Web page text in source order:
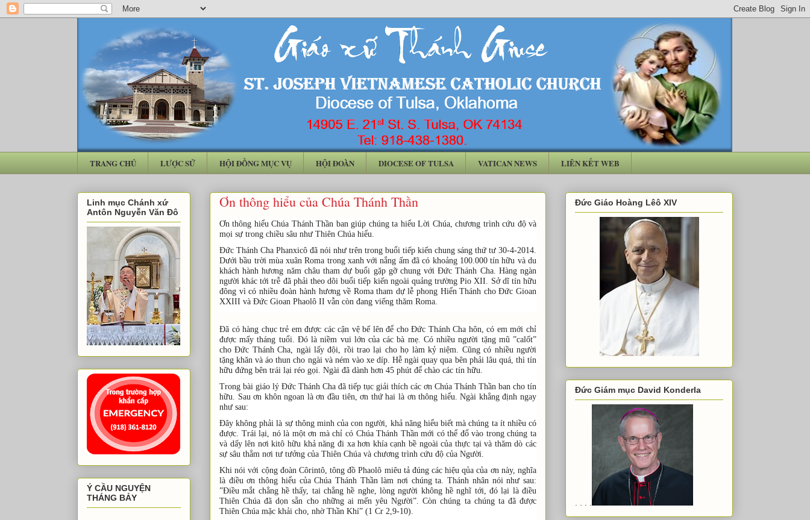
TRANG CHỦ LƯỢC SỬ HỘI ĐỒNG MỤC VỤ HỘI ĐOÀN DIOCESE OF TULSA VATICAN NEWS LIÊN KẾT WEB
Ơn thông hiểu của Chúa Thánh Thần
Ơn thông hiểu Chúa Thánh Thần ban giúp chúng ta hiểu Lời Chúa, chương trình cứu độ và
mọi sự trong chiều sâu như Thiên Chúa hiểu.
Đức Thánh Cha Phanxicô đã nói như trên trong buổi tiếp kiến chung sáng thứ tư 30-4-2014.
Dưới bầu trời mùa xuân Roma trong xanh với nắng ấm đã có khoảng 100.000 tín hữu và du
khách hành hương năm châu tham dự buổi gặp gỡ chung với Đức Thánh Cha. Hàng ngàn
người khác tới trễ đã phải theo dõi buổi tiếp kiến ngoài quảng trường Pio XII. Sở dĩ tín hữu
đông vì có nhiều đoàn hành hương về Roma tham dự lễ phong Hiển Thánh cho Đức Gioan
XXIII và Đức Gioan Phaolô II vẫn còn đang viếng thăm Roma.
Đã có hàng chục trẻ em được các cận vệ bế lên để cho Đức Thánh Cha hôn, có em mới chỉ
được mấy tháng tuổi. Đó là niềm vui lớn của các bà mẹ. Có nhiều người tặng mũ ”calốt”
cho Đức Thánh Cha, ngài lấy đội, rồi trao lại cho họ làm kỷ niệm. Cũng có nhiều người
tặng khăn và áo thun cho ngài và ném vào xe díp. Hễ ngài quay qua bên phải lâu quá, thì tín
hữu đứng bên trái lại réo gọi. Ngài đã dành hơn 45 phút để chào các tín hữu.
Trong bài giáo lý Đức Thánh Cha đã tiếp tục giải thích các ơn Chúa Thánh Thần ban cho tín
hữu. Sau ơn khôn ngoan là ơn đầu tiên, ơn thứ hai là ơn thông hiểu. Ngài khẳng định ngay
như sau:
Đây không phải là sự thông minh của con người, khả năng hiểu biết mà chúng ta ít nhiều có
được. Trái lại, nó là một ơn mà chỉ có Chúa Thánh Thần mới có thể đổ vào trong chúng ta
và dấy lên nơi kitô hữu khả năng đi xa hơn khía cạnh bề ngoài của thực tại và thăm dò các
sự sâu thẳm nơi tư tưởng của Thiên Chúa và chương trình cứu độ của Người.
Khi nói với cộng đoàn Côrintô, tông đồ Phaolô miêu tả đúng các hiệu qủa của ơn này, nghĩa
là điều ơn thông hiểu của Chúa Thánh Thần làm nơi chúng ta. Thánh nhân nói như sau:
”Điều mắt chẳng hề thấy, tai chẳng hề nghe, lòng người không hề nghĩ tới, đó lại là điều
Thiên Chúa đã dọn sẵn cho những ai mến yêu Người”. Còn chúng ta chúng ta đã được
Thiên Chúa mặc khải cho, nhờ Thần Khí” (1 Cr 2,9-10).
Linh mục Chánh xứ
Antôn Nguyễn Văn Đô
Ý CẦU NGUYỆN
THÁNG BẢY
Đức Giáo Hoàng Lêô XIV
Đức Giám mục David Konderla
. . . .